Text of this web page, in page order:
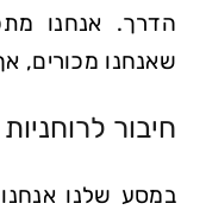
הדרך. אנחנו
שאנחנו מכורים,
חיבור
במסע שלנו